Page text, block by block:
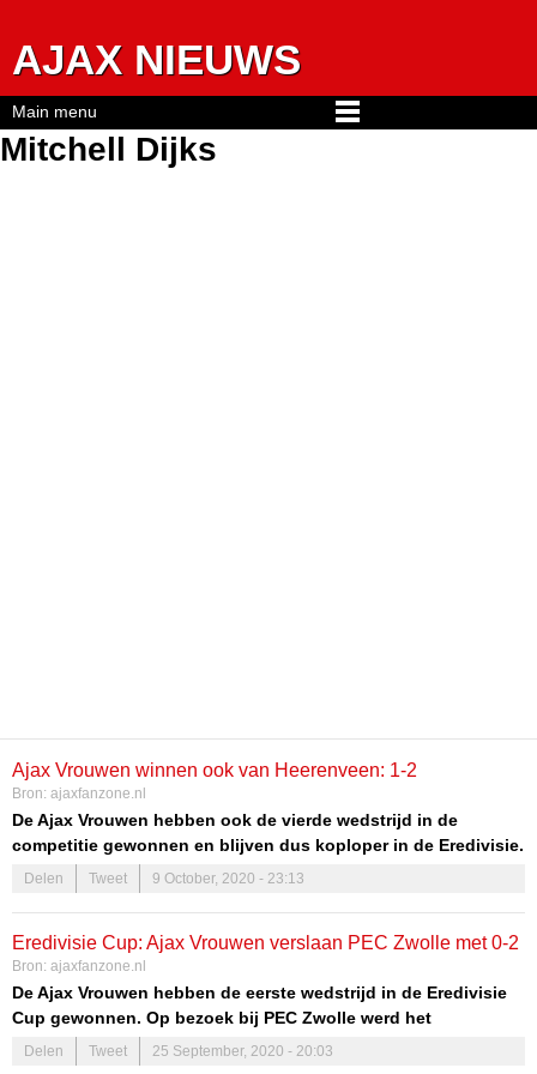
AJAX NIEUWS
Mitchell Dijks
Ajax Vrouwen winnen ook van Heerenveen: 1-2
Bron: ajaxfanzone.nl
De Ajax Vrouwen hebben ook de vierde wedstrijd in de
competitie gewonnen en blijven dus koploper in de Eredivisie.
Vrijdagavond moest Heerenveen het onderspit delven. In
Friesland kwam de ploeg van Danny Schenkel op voorsprong
thuisploeg de gelijkmaker te scoren maar vlak voor rust
maakte Lewerissa de 1-2. In de tweede helft kwam het met
bakken uit de lucht en liet Van den Bighelaar het na om de 1-3
te scoren. De bal ging op de stip na een overtreding op Eshly
Bakker, maar Van den Bighelaar mikte vanaf elf meter naast.
Delen Tweet 9 October, 2020 - 23:13
Eredivisie Cup: Ajax Vrouwen verslaan PEC Zwolle met 0-2
Bron: ajaxfanzone.nl
De Ajax Vrouwen hebben de eerste wedstrijd in de Eredivisie
Cup gewonnen. Op bezoek bij PEC Zwolle werd het
uiteindelijk 0-2 maar die overwinning werd pas diep in de
tweede helft veiliggesteld. Stefanie van der Gragt opende een
Delen Tweet 25 September, 2020 - 20:03
Main menu